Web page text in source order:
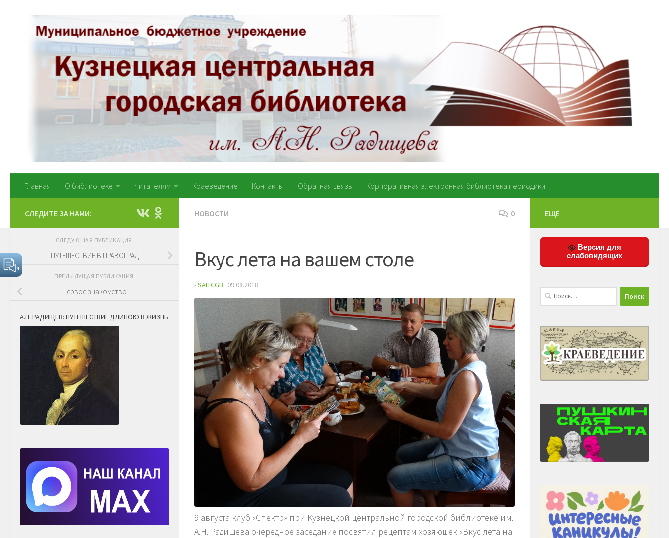
Перейти к содержимому
Главная О библиотеке Читателям Краеведение Контакты Обратная связь Корпоративная электронная библиотека периодики
НОВОСТИ 0
Вкус лета на вашем столе
-SAITCGB · 09.08.2018
9 августа клуб «Спектр» при Кузнецкой центральной городской библиотеке им.
А.Н. Радищева очередное заседание посвятил рецептам хозяюшек «Вкус лета на
СЛЕДИТЕ ЗА НАМИ:
СЛЕДУЮЩАЯ ПУБЛИКАЦИЯ
ПУТЕШЕСТВИЕ В ПРАВОГРАД
ПРЕДЫДУЩАЯ ПУБЛИКАЦИЯ
Первое знакомство
А.Н. РАДИЩЕВ: ПУТЕШЕСТВИЕ ДЛИНОЮ В ЖИЗНЬ
ЕЩЁ
Версия для
слабовидящих
Найти: